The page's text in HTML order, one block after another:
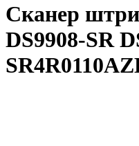
Сканер
DS9908-SR